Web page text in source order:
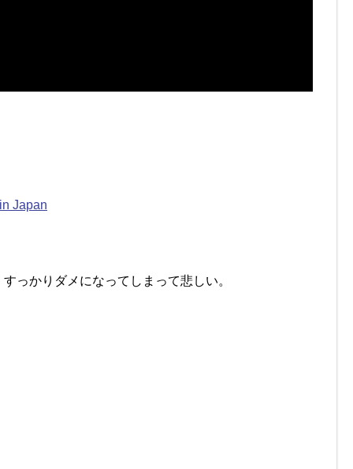
Japan
っかりダメになってしまって悲しい。